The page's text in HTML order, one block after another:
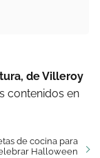
de Villeroy
contenidos en
de cocina para
Halloween